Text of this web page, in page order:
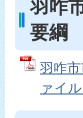
羽咋
要綱
羽咋
ァイ